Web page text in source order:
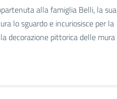
alla famiglia Belli, la sua
lo sguardo e incuriosisce per la
decorazione pittorica delle mura